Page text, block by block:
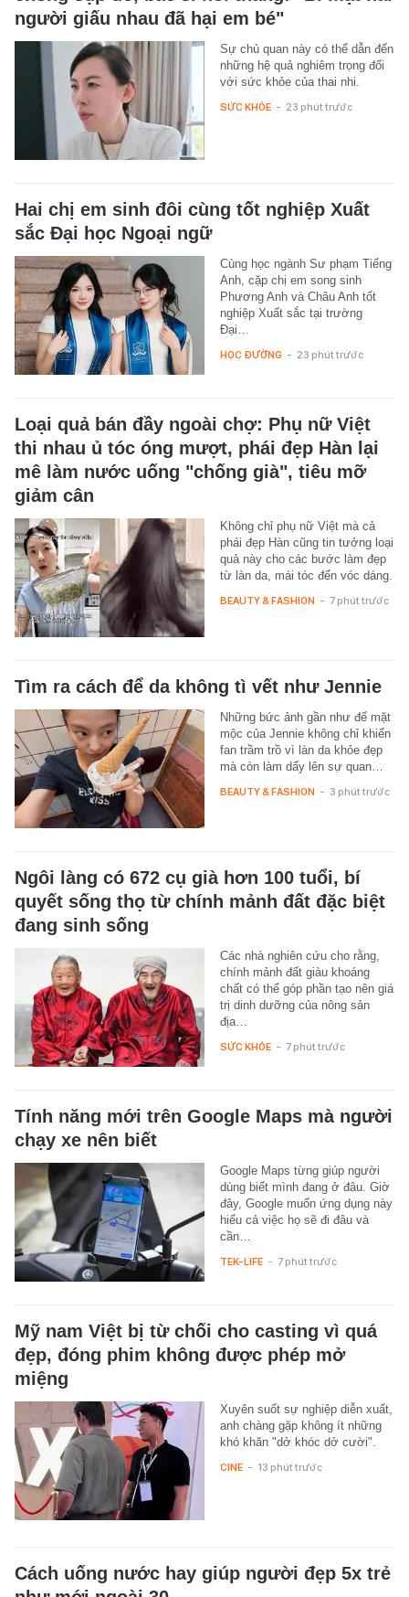
người giấu nhau đã hại em bé"
Sự chủ quan này có thể dẫn đến
những hệ quả nghiêm trọng đối
với sức khỏe của thai nhi.
SỨC KHỎE - 23 phút trước
Hai chị em sinh đôi cùng tốt nghiệp Xuất
sắc Đại học Ngoại ngữ
Cùng học ngành Sư phạm Tiếng
Anh, cặp chị em song sinh
Phương Anh và Châu Anh tốt
nghiệp Xuất sắc tại trường
Đại…
HỌC ĐƯỜNG - 23 phút trước
Loại quả bán đầy ngoài chợ: Phụ nữ Việt
thi nhau ủ tóc óng mượt, phái đẹp Hàn lại
mê làm nước uống "chống già", tiêu mỡ
giảm cân
Không chỉ phụ nữ Việt mà cả
phái đẹp Hàn cũng tin tưởng loại
quả này cho các bước làm đẹp
từ làn da, mái tóc đến vóc dáng.
BEAUTY & FASHION - 7 phút trước
Tìm ra cách để da không tì vết như Jennie
Những bức ảnh gần như để mặt
mộc của Jennie không chỉ khiến
fan trầm trồ vì làn da khỏe đẹp
mà còn làm dấy lên sự quan…
BEAUTY & FASHION - 3 phút trước
Ngôi làng có 672 cụ già hơn 100 tuổi, bí
quyết sống thọ từ chính mảnh đất đặc biệt
đang sinh sống
Các nhà nghiên cứu cho rằng,
chính mảnh đất giàu khoáng
chất có thể góp phần tạo nên giá
trị dinh dưỡng của nông sản
địa…
SỨC KHỎE - 7 phút trước
Tính năng mới trên Google Maps mà người
chạy xe nên biết
Google Maps từng giúp người
dùng biết mình đang ở đâu. Giờ
đây, Google muốn ứng dụng này
hiểu cả việc họ sẽ đi đâu và
cần…
TEK-LIFE - 7 phút trước
Mỹ nam Việt bị từ chối cho casting vì quá
đẹp, đóng phim không được phép mở
miệng
Xuyên suốt sự nghiệp diễn xuất,
anh chàng gặp không ít những
khó khăn "dở khóc dở cười".
CINE - 13 phút trước
Cách uống nước hay giúp người đẹp 5x trẻ